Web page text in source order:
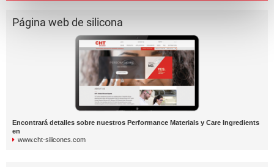
Página web de silicona
Encontrará detalles sobre nuestros Performance Materials y Care Ingredients
en
www.cht-silicones.com